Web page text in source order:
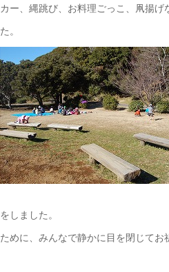
ー、縄跳び、お料理ごっこ、凧揚
。
しました。
めに、みんなで静かに目を閉じてお